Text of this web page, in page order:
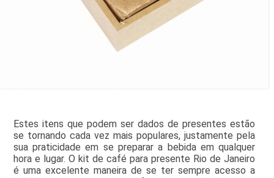
Estes itens que podem ser dados de presentes estão
se tornando cada vez mais populares, justamente pela
sua praticidade em se preparar a bebida em qualquer
hora e lugar. O kit de café para presente Rio de Janeiro
é uma excelente maneira de se ter sempre acesso a